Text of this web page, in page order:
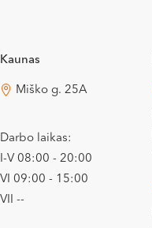
Kaunas
Miško g. 25A
Darbo laikas:
I-V 08:00 - 20:00
VI 09:00 - 15:00
VII --